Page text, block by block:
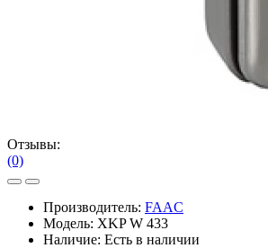
Отзывы:
(0)
Производитель: FAAC
Модель: XKP W 433
Наличие: Есть в наличии